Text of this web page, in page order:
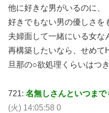
他に好きな男がいるのに、
好きでもない男の優しさを
夫婦面して一緒にいる女な
再構築したいなら、せめて
旦那の○欲処理くらいはつ
721: 名無しさんといつまで
(火) 14:05:58 0